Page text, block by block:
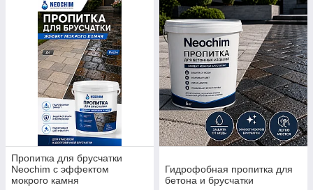
Пропитка для брусчатки
Neochim с эффектом
мокрого камня
Гидрофобная пропитка для
бетона и брусчатки